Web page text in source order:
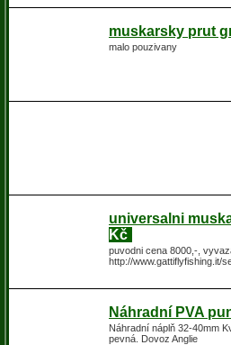
muskarsky prut
malo pouzivany
universalni
Kč
puvodni cena 8000,-,
http://www.gattiflyfishing.it/
Náhradní PVA
Náhradní náplň 32-40mm
pevná. Dovoz Anglie